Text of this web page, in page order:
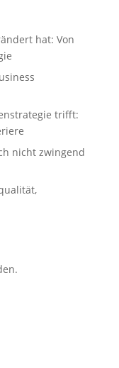
hat: Von
trifft:
nicht zwingend